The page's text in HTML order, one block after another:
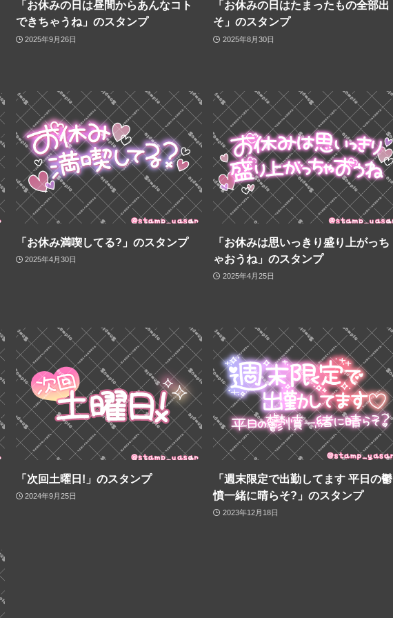
「お休みの日は昼間からあんなコト
できちゃうね」のスタンプ
2025年9月26日
「お休みの日はたまったもの全部出
そ」のスタンプ
2025年8月30日
「お休み満喫してる?」のスタンプ
2025年4月30日
「お休みは思いっきり盛り上がっち
ゃおうね」のスタンプ
2025年4月25日
「次回土曜日!」のスタンプ
2024年9月25日
「週末限定で出勤してます 平日の鬱
憤一緒に晴らそ?」のスタンプ
2023年12月18日